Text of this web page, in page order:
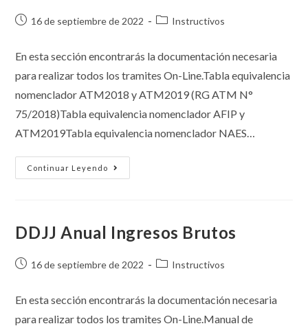
16 de septiembre de 2022 Instructivos
En esta sección encontrarás la documentación necesaria
para realizar todos los tramites On-Line.Tabla equivalencia
nomenclador ATM2018 y ATM2019 (RG ATM N°
75/2018)Tabla equivalencia nomenclador AFIP y
ATM2019Tabla equivalencia nomenclador NAES…
Continuar Leyendo
DDJJ Anual Ingresos Brutos
16 de septiembre de 2022 Instructivos
En esta sección encontrarás la documentación necesaria
para realizar todos los tramites On-Line.Manual de